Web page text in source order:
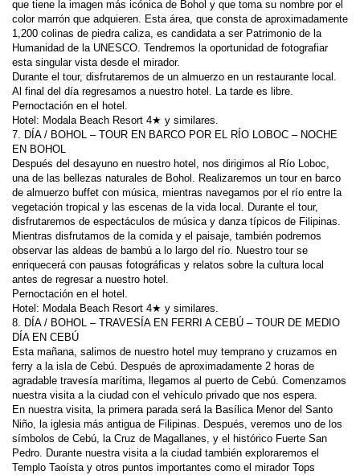
que tiene la imagen más icónica de Bohol y que toma su nombre por el
color marrón que adquieren. Esta área, que consta de aproximadamente
1,200 colinas de piedra caliza, es candidata a ser Patrimonio de la
Humanidad de la UNESCO. Tendremos la oportunidad de fotografiar
Durante el tour, disfrutaremos de un almuerzo en un restaurante local.
7. DÍA / BOHOL – TOUR EN BARCO POR EL RÍO LOBOC – NOCHE
Después del desayuno en nuestro hotel, nos dirigimos al Río Loboc,
una de las bellezas naturales de Bohol. Realizaremos un tour en barco
de almuerzo buffet con música, mientras navegamos por el río entre la
vegetación tropical y las escenas de la vida local. Durante el tour,
Mientras disfrutamos de la comida y el paisaje, también podremos
observar las aldeas de bambú a lo largo del río. Nuestro tour se
enriquecerá con pausas fotográficas y relatos sobre la cultura local
8. DÍA / BOHOL – TRAVESÍA EN FERRI A CEBÚ – TOUR DE MEDIO
Esta mañana, salimos de nuestro hotel muy temprano y cruzamos en
ferry a la isla de Cebú. Después de aproximadamente 2 horas de
agradable travesía marítima, llegamos al puerto de Cebú. Comenzamos
En nuestra visita, la primera parada será la Basílica Menor del Santo
Niño, la iglesia más antigua de Filipinas. Después, veremos uno de los
símbolos de Cebú, la Cruz de Magallanes, y el histórico Fuerte San
Pedro. Durante nuestra visita a la ciudad también exploraremos el
Templo Taoísta y otros puntos importantes como el mirador Tops